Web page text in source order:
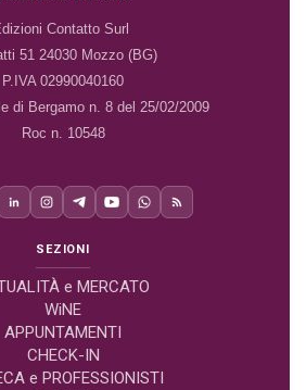
Contatto Surl
51 24030 Mozzo (BG)
P.IVA 02990040160
di Bergamo n. 8 del 25/02/2009
Roc n. 10548
SEZIONI
e MERCATO
WiNE
APPUNTAMENTI
CHECK-IN
e PROFESSIONISTI